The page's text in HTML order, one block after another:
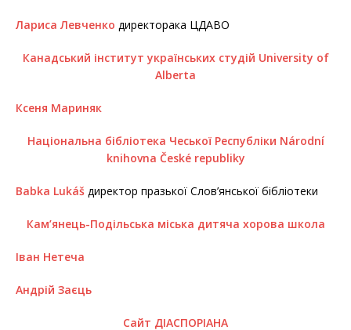
Лариса Левченко директорака ЦДАВО
Канадський інститут українських студій University of
Alberta
Ксеня Мариняк
Національна бібліотека Чеської Республіки Národní
knihovna České republiky
Babka Lukáš директор празької Слов’янської бібліотеки
Кам’янець-Подільська міська дитяча хорова школа
Іван Нетеча
Андрій Заєць
Сайт ДІАСПОРІАНА